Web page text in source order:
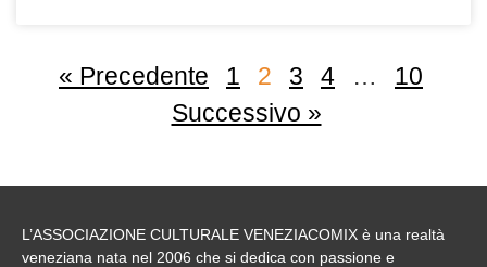
« Precedente 1 2 3 4 …
10
Successivo »
L’ASSOCIAZIONE CULTURALE VENEZIACOMIX è una realtà
veneziana nata nel 2006 che si dedica con passione e